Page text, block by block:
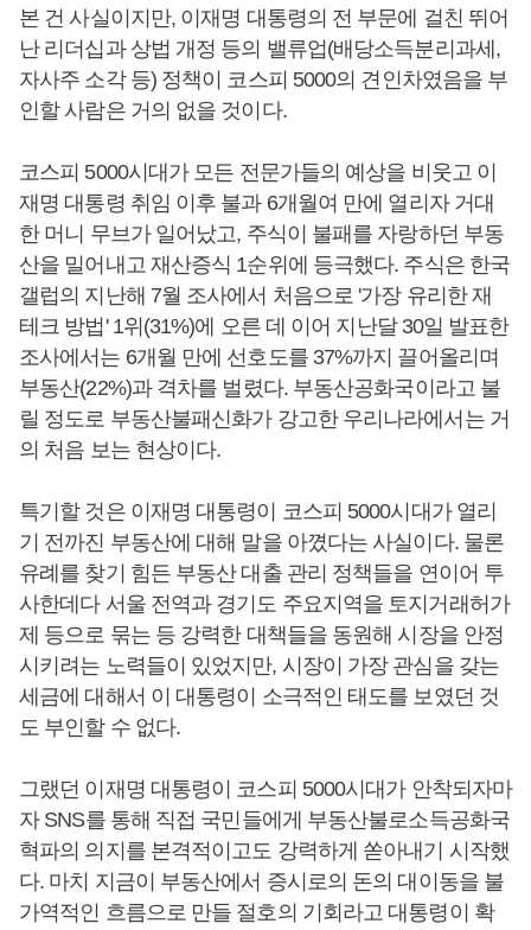
본 건 사실이지만, 이재명 대통령의 전 부문에 걸친 뛰어
난 리더십과 상법 개정 등의 밸류업(배당소득분리과세,
자사주 소각 등) 정책이 코스피 5000의 견인차였음을 부
인할 사람은 거의 없을 것이다.
코스피 5000시대가 모든 전문가들의 예상을 비웃고 이
재명 대통령 취임 이후 불과 6개월여 만에 열리자 거대
한 머니 무브가 일어났고, 주식이 불패를 자랑하던 부동
산을 밀어내고 재산증식 1순위에 등극했다. 주식은 한국
갤럽의 지난해 7월 조사에서 처음으로 '가장 유리한 재
테크 방법' 1위(31%)에 오른 데 이어 지난달 30일 발표한
조사에서는 6개월 만에 선호도를 37%까지 끌어올리며
부동산(22%)과 격차를 벌렸다. 부동산공화국이라고 불
릴 정도로 부동산불패신화가 강고한 우리나라에서는 거
의 처음 보는 현상이다.
특기할 것은 이재명 대통령이 코스피 5000시대가 열리
기 전까진 부동산에 대해 말을 아꼈다는 사실이다. 물론
유례를 찾기 힘든 부동산 대출 관리 정책들을 연이어 투
사한데다 서울 전역과 경기도 주요지역을 토지거래허가
제 등으로 묶는 등 강력한 대책들을 동원해 시장을 안정
시키려는 노력들이 있었지만, 시장이 가장 관심을 갖는
세금에 대해서 이 대통령이 소극적인 태도를 보였던 것
도 부인할 수 없다.
그랬던 이재명 대통령이 코스피 5000시대가 안착되자마
자 SNS를 통해 직접 국민들에게 부동산불로소득공화국
혁파의 의지를 본격적이고도 강력하게 쏟아내기 시작했
다. 마치 지금이 부동산에서 증시로의 돈의 대이동을 불
가역적인 흐름으로 만들 절호의 기회라고 대통령이 확